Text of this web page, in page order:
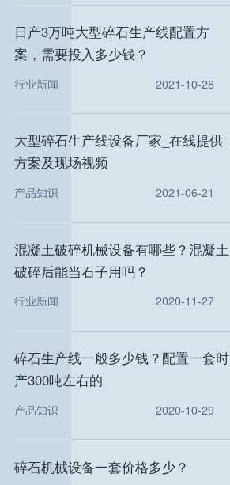
日产3万吨大型碎石生产线配置方
案，需要投入多少钱？
行业新闻 2021-10-28
大型碎石生产线设备厂家_在线提供
方案及现场视频
产品知识 2021-06-21
混凝土破碎机械设备有哪些？混凝土
破碎后能当石子用吗？
行业新闻 2020-11-27
碎石生产线一般多少钱？配置一套时
产300吨左右的
产品知识 2020-10-29
碎石机械设备一套价格多少？